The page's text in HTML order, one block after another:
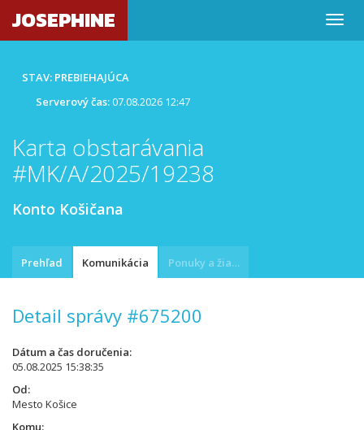
JOSEPHINE
STAV: PREBIEHAJÚCA
Serverový čas:07.08.2026 12:47
Karta obstarávania
#MK/A/2025/19238
Konto Košičana
Prehľad Komunikácia Ponuky a žiadosti
Detail správy #675200
Dátum a čas doručenia
05.08.2025 15:38:35
Od
Mesto Košice
Komu